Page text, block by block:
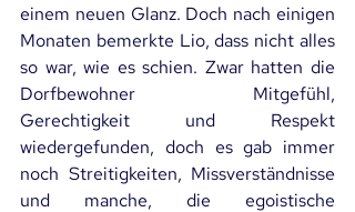
einem neuen Glanz. Doch nach einigen
Monaten bemerkte Lio, dass nicht alles
so war, wie es schien. Zwar hatten die
Dorfbewohner Mitgefühl,
Gerechtigkeit und Respekt
wiedergefunden, doch es gab immer
noch Streitigkeiten, Missverständnisse
und manche, die egoistische